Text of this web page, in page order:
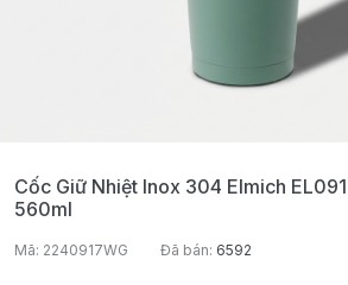
Cốc Giữ Nhiệt Inox 304 Elmich
560ml
Mã: 2240917WG Đã bán: 6592